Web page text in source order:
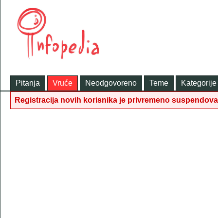
Pitanja Vruće Neodgovoreno Teme Kategorije
Registracija novih korisnika je privremeno